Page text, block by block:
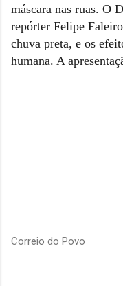
máscara nas ruas. O
repórter Felipe
chuva preta, e os
humana. A
Correio do Povo